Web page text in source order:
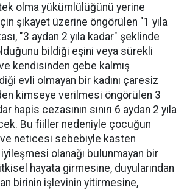
olma yükümlülüğünü yerine
şikayet üzerine öngörülen "1 yıla
"3 aydan 2 yıla kadar" şeklinde
bildiği eşini veya sürekli
kendisinden gebe kalmış
evli olmayan bir kadını çaresiz
kimseye verilmesi öngörülen 3
hapis cezasının sınırı 6 aydan 2 yıla
Bu fiiller nedeniyle çocuğun
neticesi sebebiyle kasten
olanağı bulunmayan bir
hayata girmesine, duyularından
birinin işlevinin yitirmesine,